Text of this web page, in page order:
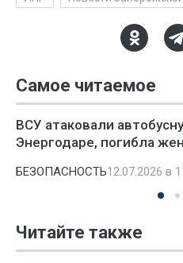
Самое читаемое
ВСУ атаковали
Энергодаре, погибла
БЕЗОПАСНОСТЬ12.07.2026 в
Читайте также